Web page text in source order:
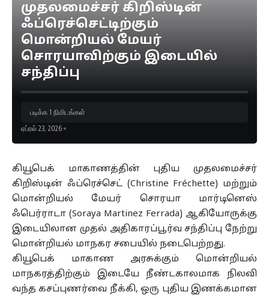
முதலமைச்சர் கிறிஸ்டின்
ஃப்ரெச்செட்டிற்கும்
மொன்றியல் மேயர்
சொரயாவிற்கும் இடையில்
சந்திப்பு
ஏப்ரல் 23, 2026
படிக்க 1 நிமிடங்கள்
கியூபெக் மாகாணத்தின் புதிய முதலமைச்சர்
கிறிஸ்டின் ஃப்ரெச்செட் (Christine Fréchette) மற்றும்
மொன்றியல் மேயர் சொரயா மார்டினெஸ்
ஃபெர்ராடா (Soraya Martinez Ferrada) ஆகியோருக்கு
இடையிலான முதல் அதிகாரப்பூர்வ சந்திப்பு நேற்று
மொன்றியல் மாநகர சபையில் நடைபெற்றது.
கியூபெக் மாகாண அரசுக்கும் மொன்றியல்
மாநகரத்திற்கும் இடையே நீண்டகாலமாக நிலவி
வந்த கசப்புணர்வை நீக்கி, ஒரு புதிய இணக்கமான